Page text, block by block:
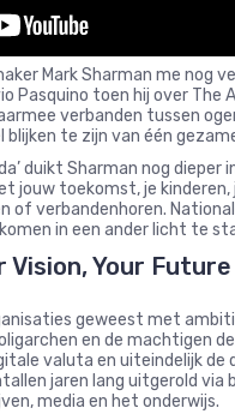
Mark Sharman me nog
Pasquino toen hij over
verbanden tussen
te zijn van één
duikt Sharman nog
jouw toekomst, je
of verbandenhoren.
in een ander licht te
Vision, Your
geweest met
en de machtigen
valuta en uiteindelijk
jaren lang uitgerold via
media en het onderwijs.